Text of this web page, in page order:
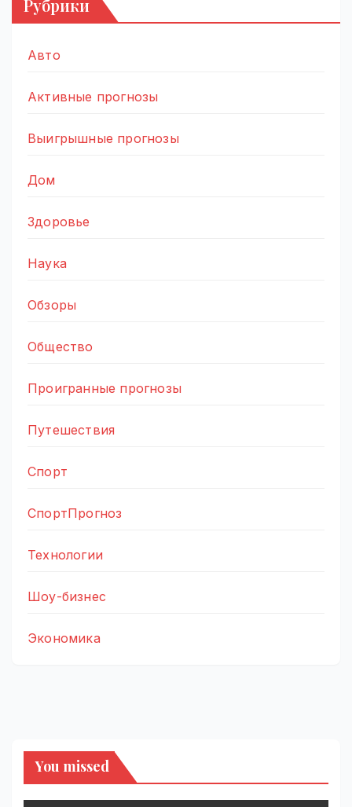
Рубрики
Авто
Активные прогнозы
Выигрышные прогнозы
Дом
Здоровье
Наука
Обзоры
Общество
Проигранные прогнозы
Путешествия
Спорт
СпортПрогноз
Технологии
Шоу-бизнес
Экономика
You missed